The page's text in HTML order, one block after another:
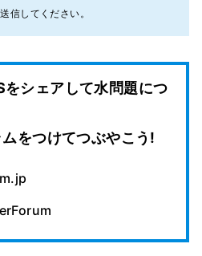
信してください。
をシェアして水問題につ
をつけてつぶやこう!